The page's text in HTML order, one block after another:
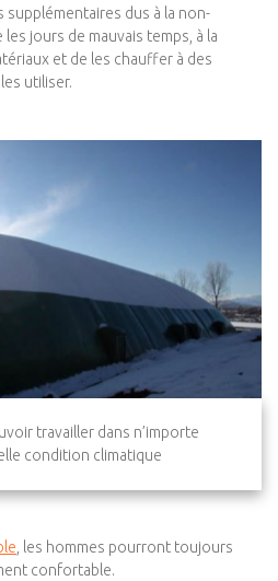
dus à la non-
jours de mauvais temps, à la
et de les chauffer à des
utiliser.
travailler dans n’importe
condition climatique
, les hommes pourront toujours
confortable.